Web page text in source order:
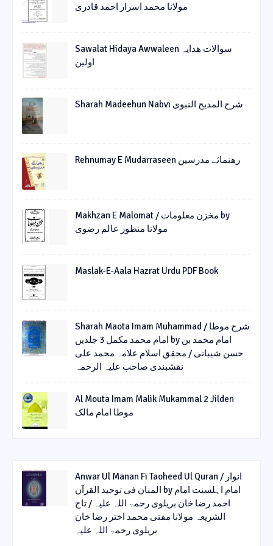
مولانا محمد اسرار احمد قادری
Sawalat Hidaya Awwaleen سوالات ھدایہ
اولین
Sharah Madeehun Nabvi شرح المدیح النبوی
Rehnumay E Mudarraseen رهنمائے مدرسین
Makhzan E Malomat / مخزن معلومات by
مولانا منظور عالم رضوی
Maslak-E-Aala Hazrat Urdu PDF Book
Sharah Maota Imam Muhammad / شرح موطا
امام محمد مکمل 3 جلدیں by امام محمد بن
حسن شیبانی / محقق اسلام علامہ محمد علی
نقشبندی صاحب علیہ الرحمہ
Al Mouta Imam Malik Mukammal 2 Jilden
موطا امام مالک
Anwar Ul Manan Fi Taoheed Ul Quran / انوار
المنان فی توحید القرآن by امام اہلسنت امام
احمد رضا خان بریلوی رحمۃ اللہ علیہ / تاج
الشریعہ مولانا مفتی محمد اختر رضا خان
بریلوی رحمۃ اللہ علیہ